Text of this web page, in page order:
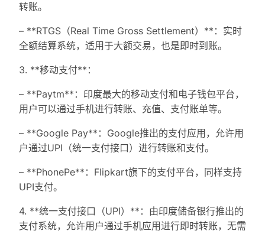
转账。
– **RTGS（Real Time Gross Settlement）**：实时
全额结算系统，适用于大额交易，也是即时到账。
3. **移动支付**：
– **Paytm**：印度最大的移动支付和电子钱包平台，
用户可以通过手机进行转账、充值、支付账单等。
– **Google Pay**：Google推出的支付应用，允许用
户通过UPI（统一支付接口）进行转账和支付。
– **PhonePe**：Flipkart旗下的支付平台，同样支持
UPI支付。
4. **统一支付接口（UPI）**：由印度储备银行推出的
支付系统，允许用户通过手机应用进行即时转账，无需